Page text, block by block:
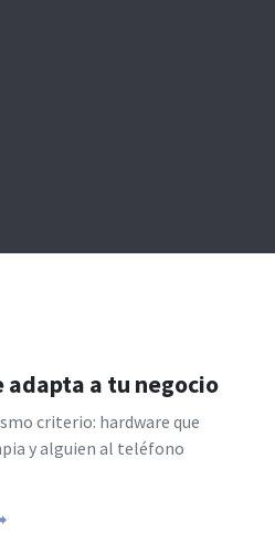
adapta a tu negocio
criterio: hardware que
y alguien al teléfono